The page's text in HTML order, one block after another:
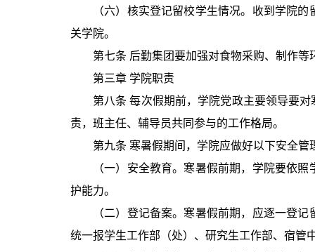
（六）核实登记留校学生情况。收到学院
关学院。
第七条 后勤集团要加强对食物采购、制作
第三章 学院职责
第八条 每次假期前，学院党政主要领导要
责，班主任、辅导员共同参与的工作格局。
第九条 寒暑假期间，学院应做好以下安全管
（一）安全教育。寒暑假前期，学院要依
护能力。
（二）登记备案。寒暑假前期，应逐一登
统一报学生工作部（处）、研究生工作部、宿管